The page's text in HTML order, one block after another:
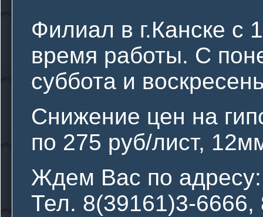
Филиал в г.Канске с
время работы. С
суббота и
Снижение цен на
по 275 руб/лист,
Ждем Вас по адресу:
Тел. 8(39161)3-